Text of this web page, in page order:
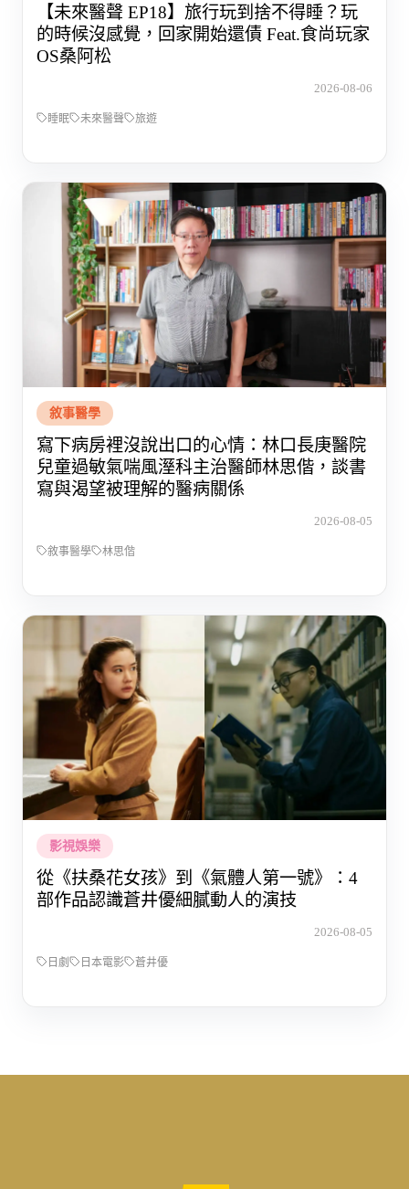
【未來醫聲 EP18】旅行玩到捨不得睡？玩
的時候沒感覺，回家開始還債 Feat.食尚玩家
OS桑阿松
2026-08-06
睡眠 未來醫聲 旅遊
敘事醫學
寫下病房裡沒說出口的心情：林口長庚醫院
兒童過敏氣喘風溼科主治醫師林思偕，談書
寫與渴望被理解的醫病關係
2026-08-05
敘事醫學 林思偕
影視娛樂
從《扶桑花女孩》到《氣體人第一號》：4
部作品認識蒼井優細膩動人的演技
2026-08-05
日劇 日本電影 蒼井優